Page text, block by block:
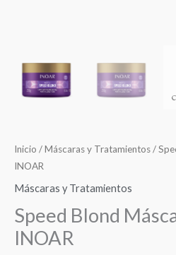
Inicio /Máscaras y Tratamientos/
INOAR
Máscaras y Tratamientos
Speed Blond
INOAR